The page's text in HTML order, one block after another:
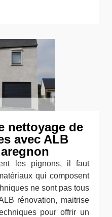
nettoyage de
avec ALB
les pignons, il faut
qui composent
ne sont pas tous
rénovation, maitrise
pour offrir un